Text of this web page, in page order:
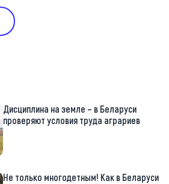
Дисциплина на земле – в Беларуси
проверяют условия труда аграриев
Не только многодетным! Как в Беларуси